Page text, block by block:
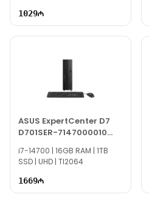
1029
ASUS ExpertCenter D7
D701SER-7147000010
90PF05N1-M000S0
i7-14700 | 16GB RAM | 1TB
SSD | UHD | TI2064
1669